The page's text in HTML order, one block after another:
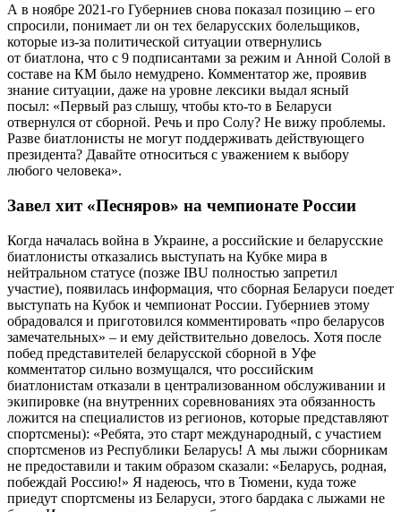
А в ноябре 2021-го Губерниев снова показал позицию – его
спросили, понимает ли он тех беларусских болельщиков,
которые из-за политической ситуации отвернулись
от биатлона, что с 9 подписантами за режим и Анной Солой в
составе на КМ было немудрено. Комментатор же, проявив
знание ситуации, даже на уровне лексики выдал ясный
посыл: «Первый раз слышу, чтобы кто-то в Беларуси
отвернулся от сборной. Речь и про Солу? Не вижу проблемы.
Разве биатлонисты не могут поддерживать действующего
президента? Давайте относиться с уважением к выбору
любого человека».
Завел хит «Песняров» на чемпионате России
Когда началась война в Украине, а российские и беларусские
биатлонисты отказались выступать на Кубке мира в
нейтральном статусе (позже IBU полностью запретил
участие), появилась информация, что сборная Беларуси поедет
выступать на Кубок и чемпионат России. Губерниев этому
обрадовался и приготовился комментировать «про беларусов
замечательных» – и ему действительно довелось. Хотя после
побед представителей беларусской сборной в Уфе
комментатор сильно возмущался, что российским
биатлонистам отказали в централизованном обслуживании и
экипировке (на внутренних соревнованиях эта обязанность
ложится на специалистов из регионов, которые представляют
спортсмены): «Ребята, это старт международный, с участием
спортсменов из Республики Беларусь! А мы лыжи сборникам
не предоставили и таким образом сказали: «Беларусь, родная,
побеждай Россию!» Я надеюсь, что в Тюмени, куда тоже
приедут спортсмены из Беларуси, этого бардака с лыжами не